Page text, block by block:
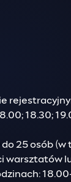
18.30;
25 osób (w
warsztatów